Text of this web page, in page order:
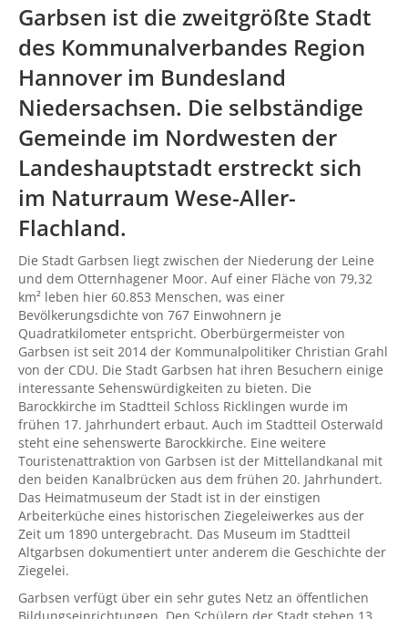
Garbsen ist die zweitgrößte Stadt
des Kommunalverbandes Region
Hannover im Bundesland
Niedersachsen. Die selbständige
Gemeinde im Nordwesten der
Landeshauptstadt erstreckt sich
im Naturraum Wese-Aller-
Flachland.
Die Stadt Garbsen liegt zwischen der Niederung der Leine
und dem Otternhagener Moor. Auf einer Fläche von 79,32
km² leben hier 60.853 Menschen, was einer
Bevölkerungsdichte von 767 Einwohnern je
Quadratkilometer entspricht. Oberbürgermeister von
Garbsen ist seit 2014 der Kommunalpolitiker Christian Grahl
von der CDU. Die Stadt Garbsen hat ihren Besuchern einige
interessante Sehenswürdigkeiten zu bieten. Die
Barockkirche im Stadtteil Schloss Ricklingen wurde im
frühen 17. Jahrhundert erbaut. Auch im Stadtteil Osterwald
steht eine sehenswerte Barockkirche. Eine weitere
Touristenattraktion von Garbsen ist der Mittellandkanal mit
den beiden Kanalbrücken aus dem frühen 20. Jahrhundert.
Das Heimatmuseum der Stadt ist in der einstigen
Arbeiterküche eines historischen Ziegeleiwerkes aus der
Zeit um 1890 untergebracht. Das Museum im Stadtteil
Altgarbsen dokumentiert unter anderem die Geschichte der
Ziegelei.
Garbsen verfügt über ein sehr gutes Netz an öffentlichen
Bildungseinrichtungen. Den Schülern der Stadt stehen 13